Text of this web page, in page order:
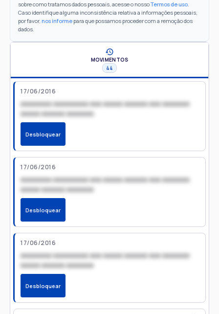
sobre como tratamos dados pessoais, acesse o nossoTermos de uso.
Caso identifique alguma inconsistência relativa a informações pessoais,
por favor, nos informe para que possamos proceder com a remoção dos
dados.
MOVIMENTOS
44
17/06/2016
xxxxxxxx xxxxxxxxx xxx xxxxx xxxxxx xxx xxxxxxx
xxxxx xxxxxx xxxxxxx
Desbloquear
17/06/2016
xxxxxxxx xxxxxxxxx xxx xxxxx xxxxxx xxx xxxxxxx
xxxxx xxxxxx xxxxxxx
Desbloquear
17/06/2016
xxxxxxxx xxxxxxxxx xxx xxxxx xxxxxx xxx xxxxxxx
xxxxx xxxxxx xxxxxxx
Desbloquear